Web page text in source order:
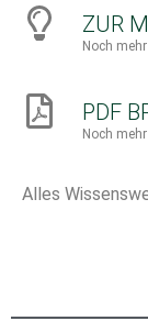
ZUR
Noch
PDF
Noch
Alles